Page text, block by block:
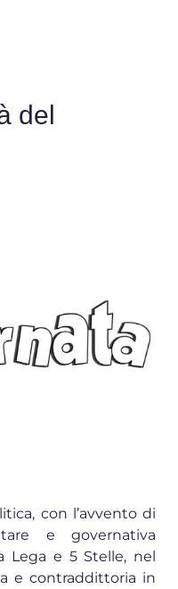
del
con l’avvento di
e governativa
Lega e 5 Stelle, nel
e contraddittoria in